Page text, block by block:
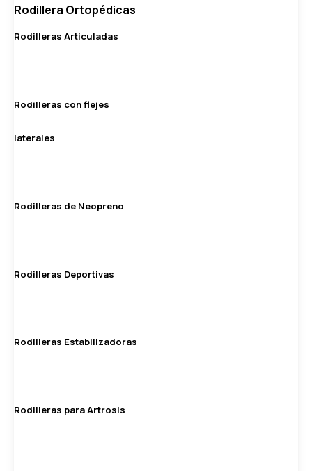
Rodillera Ortopédicas
Rodilleras Articuladas
Rodilleras con flejes
laterales
Rodilleras de Neopreno
Rodilleras Deportivas
Rodilleras Estabilizadoras
Rodilleras para Artrosis